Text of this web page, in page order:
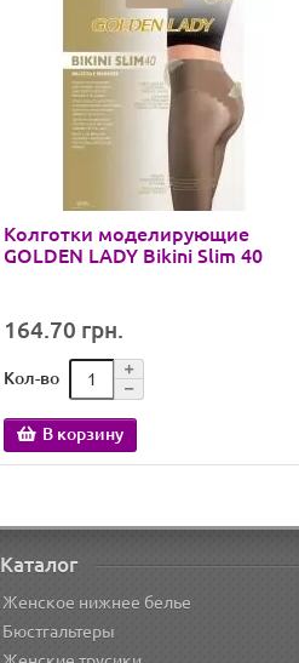
Колготки моделирующие
GOLDEN LADY Bikini Slim 40
164.70 грн.
Кол-во
В корзину
Каталог
Женское нижнее белье
Бюстгальтеры